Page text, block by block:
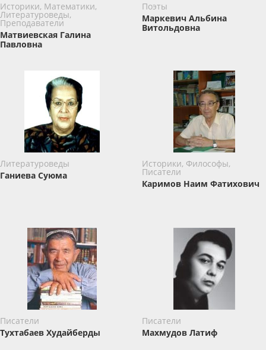
Историки, Математики,
Литературоведы,
Преподаватели
Матвиевская Галина
Павловна
Поэты
Маркевич Альбина
Витольдовна
Литературоведы
Ганиева Суюма
Историки, Философы,
Писатели
Каримов Наим Фатихович
Писатели
Тухтабаев Худайберды
Писатели
Махмудов Латиф